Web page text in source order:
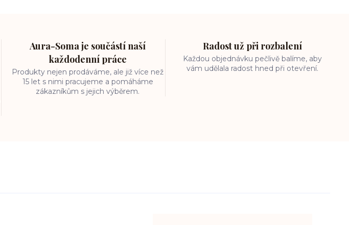
Aura-Soma je součástí naší
každodenní práce
Produkty nejen prodáváme, ale již více než
15 let s nimi pracujeme a pomáháme
zákazníkům s jejich výběrem.
Radost už při rozbalení
Každou objednávku pečlivě balíme, aby
vám udělala radost hned při otevření.